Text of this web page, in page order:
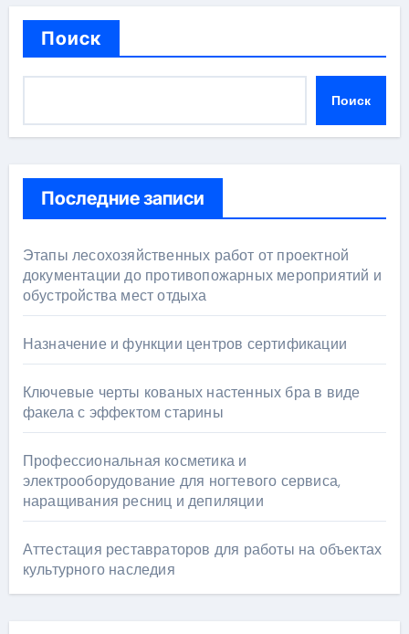
Поиск
Поиск
Последние записи
Этапы лесохозяйственных работ от проектной
документации до противопожарных мероприятий и
обустройства мест отдыха
Назначение и функции центров сертификации
Ключевые черты кованых настенных бра в виде
факела с эффектом старины
Профессиональная косметика и
электрооборудование для ногтевого сервиса,
наращивания ресниц и депиляции
Аттестация реставраторов для работы на объектах
культурного наследия